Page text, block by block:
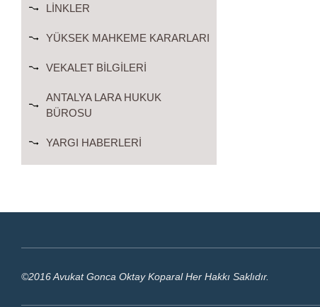
LINKLER
YÜKSEK MAHKEME KARARLARI
VEKALET BILGILERI
ANTALYA LARA HUKUK
BÜROSU
YARGI HABERLERI
©2016 Avukat Gonca Oktay Koparal Her Hakkı Saklıdır.